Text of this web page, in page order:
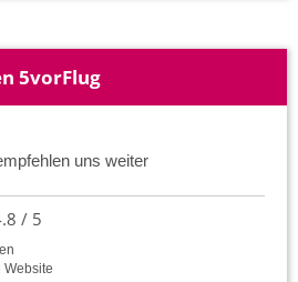
5vorFlug
uns weiter
/ 5
Website